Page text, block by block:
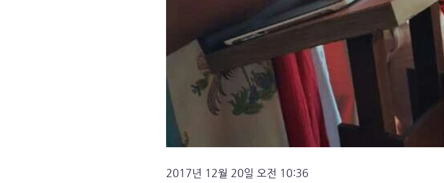
2017년 12월 20일 오전 10:36